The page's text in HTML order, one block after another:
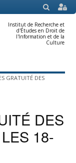
SEARCH
Institut de Recherche et
d'Études en Droit de
l'Information et de la
Culture
GRATUITÉ DES
DES
18-